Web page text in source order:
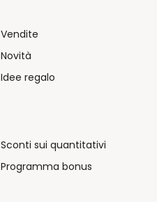
Vendite
Novità
Idee regalo
Sconti sui quantitativi
Programma bonus